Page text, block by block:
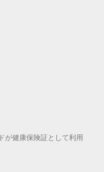
が健康保険証として利用